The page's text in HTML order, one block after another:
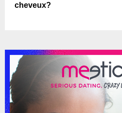
cheveux?